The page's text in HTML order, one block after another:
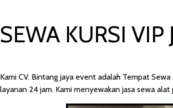
SEWA KURSI VIP
Kami CV. Bintang jaya event adalah Tempat
layanan 24 jam. Kami menyewakan jasa sewa alat